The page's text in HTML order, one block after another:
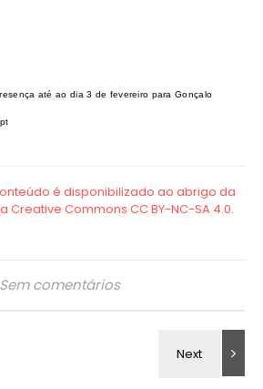
até ao dia 3 de fevereiro para Gonçalo
Sem comentários